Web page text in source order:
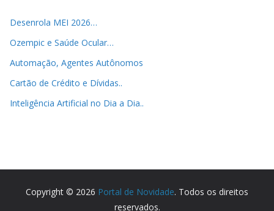
Desenrola MEI 2026…
Ozempic e Saúde Ocular…
Automação, Agentes Autônomos
Cartão de Crédito e Dívidas..
Inteligência Artificial no Dia a Dia..
Copyright © 2026 Portal de Novidade. Todos os direitos
reservados.